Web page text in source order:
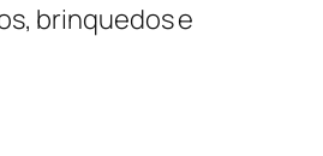
brinquedos e